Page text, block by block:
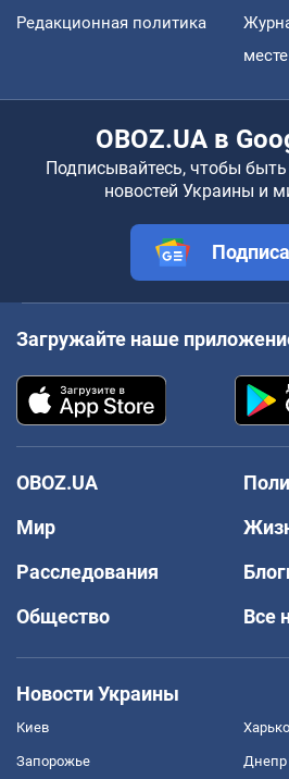
Редакционная политика
OBOZ.UA в
Подписывайтесь, чтобы
новостей Украины и
Загружайте наше
OBOZ.UA
Мир
Расследования
Общество
Все
Новости Украины
Киев
Запорожье Днепр